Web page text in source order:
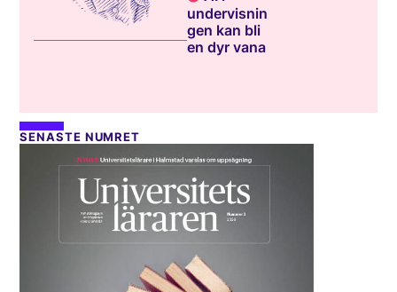
undervisnin
gen kan bli
en dyr vana
SENASTE NUMRET